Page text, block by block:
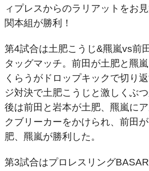
ィプレスからのラリアットをお
関本組が勝利！
第4試合は土肥こうじ&羆嵐vs前
タッグマッチ。前田が土肥と羆
くらうがドロップキックで切り
ジ対決で土肥こうじと激しくぶ
後は前田と岩本が土肥、羆嵐に
クブリーカーをかけられ、前田
肥、羆嵐が勝利した。
第3試合はプロレスリング